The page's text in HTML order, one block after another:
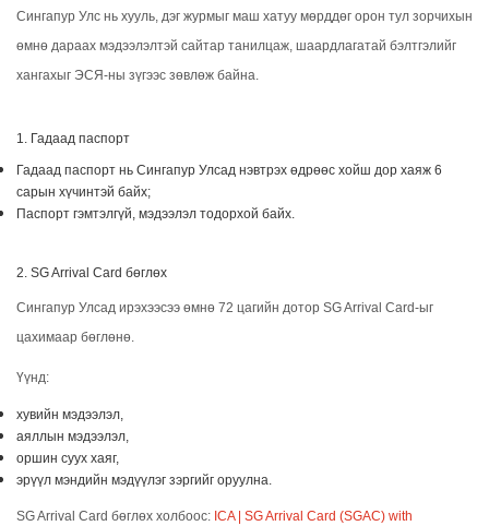
Сингапур Улс нь хууль, дэг журмыг маш хатуу мөрддөг орон тул зорчихын
өмнө дараах мэдээлэлтэй сайтар танилцаж, шаардлагатай бэлтгэлийг
хангахыг ЭСЯ-ны зүгээс зөвлөж байна.
1. Гадаад паспорт
Гадаад паспорт нь Сингапур Улсад нэвтрэх өдрөөс хойш дор хаяж 6
сарын хүчинтэй байх;
Паспорт гэмтэлгүй, мэдээлэл тодорхой байх.
2. SG Arrival Card бөглөх
Сингапур Улсад ирэхээсээ өмнө 72 цагийн дотор SG Arrival Card-ыг
цахимаар бөглөнө.
Үүнд:
хувийн мэдээлэл,
аяллын мэдээлэл,
оршин суух хаяг,
эрүүл мэндийн мэдүүлэг зэргийг оруулна.
SG Arrival Card бөглөх холбоос: ICA | SG Arrival Card (SGAC) with